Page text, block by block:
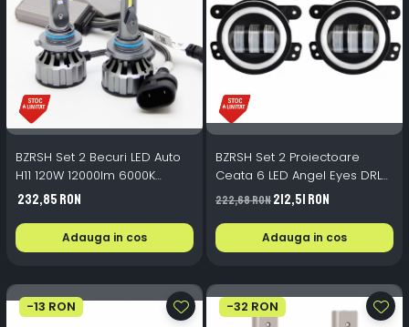
BZRSH Set 2 Becuri LED Auto
H11 120W 12000lm 6000K
Super Canbus V20 12V
232,85 RON
Adauga in cos
BZRSH Set 2 Proiectoare
Ceata 6 LED Angel Eyes DRL
Semnalizare 98mm H11
222,68 RON212,51 RON
Adauga in cos
-13 RON -32 RON